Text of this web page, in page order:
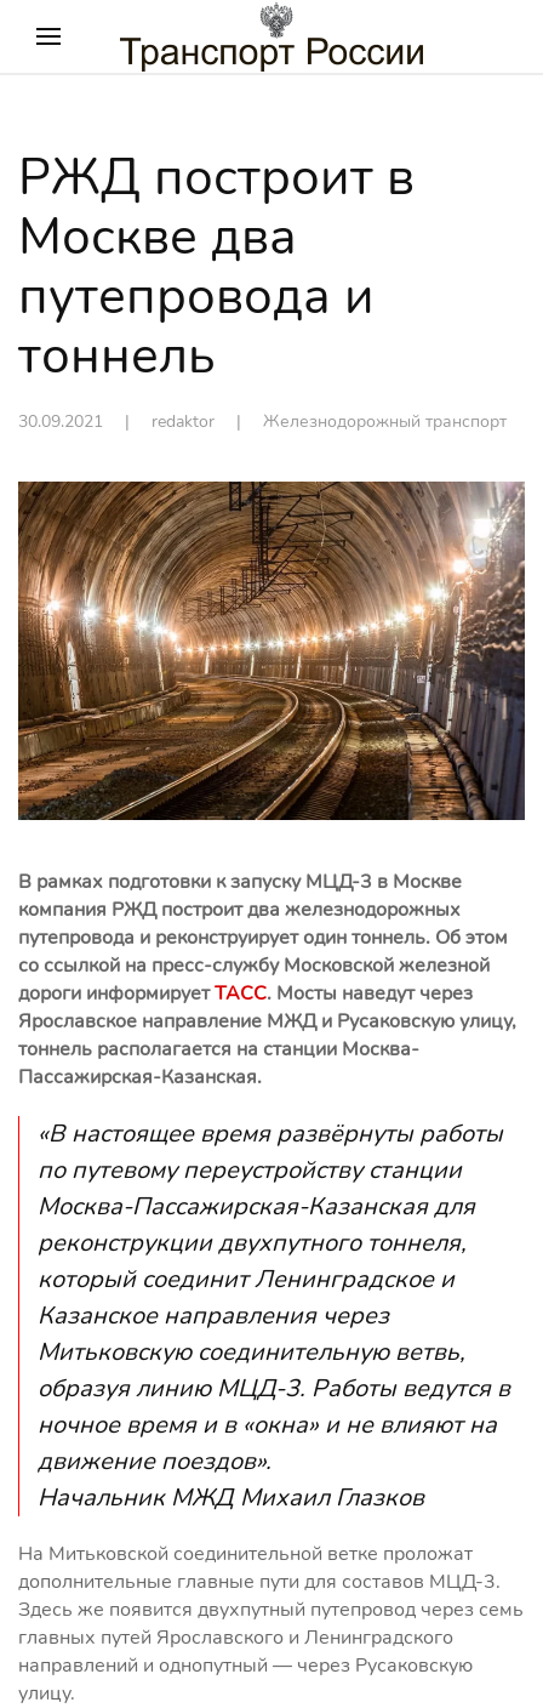
РЖД построит в
Москве два
путепровода и
тоннель
30.09.2021 | redaktor | Железнодорожный транспорт
В рамках подготовки к запуску МЦД-3 в Москве
компания РЖД построит два железнодорожных
путепровода и реконструирует один тоннель. Об этом
со ссылкой на пресс-службу Московской железной
дороги информируетТАСС. Мосты наведут через
Ярославское направление МЖД и Русаковскую улицу,
тоннель располагается на станции Москва-
Пассажирская-Казанская.
«В настоящее время развёрнуты работы
по путевому переустройству станции
Москва-Пассажирская-Казанская для
реконструкции двухпутного тоннеля,
который соединит Ленинградское и
Казанское направления через
Митьковскую соединительную ветвь,
образуя линию МЦД-3. Работы ведутся в
ночное время и в «окна» и не влияют на
движение поездов».
Начальник МЖД Михаил Глазков
На Митьковской соединительной ветке проложат
дополнительные главные пути для составов МЦД-3.
Здесь же появится двухпутный путепровод через семь
главных путей Ярославского и Ленинградского
направлений и однопутный — через Русаковскую
улицу.